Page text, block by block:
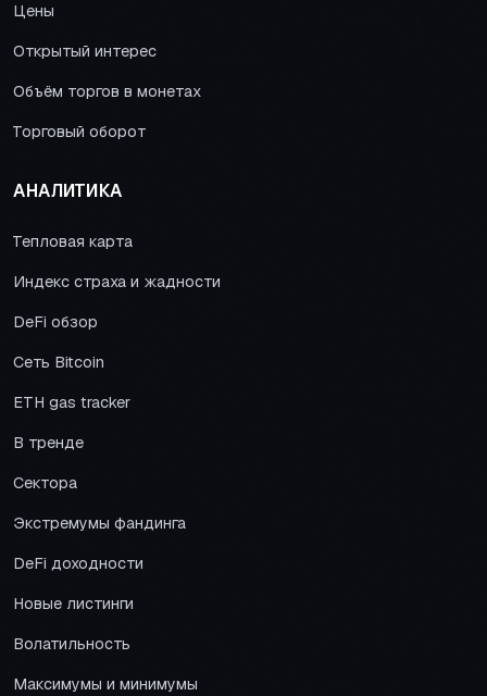
Цены
Открытый интерес
Объём торгов в монетах
Торговый оборот
АНАЛИТИКА
Тепловая карта
Индекс страха и жадности
DeFi обзор
Сеть Bitcoin
ETH gas tracker
В тренде
Сектора
Экстремумы фандинга
DeFi доходности
Новые листинги
Волатильность
Максимумы и минимумы